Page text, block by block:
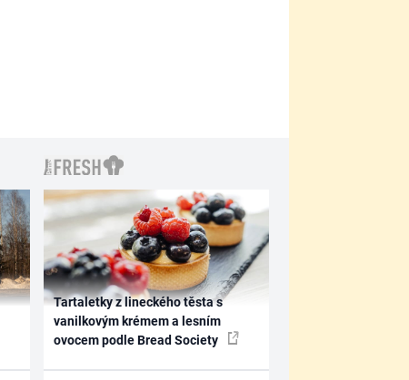
Tartaletky z lineckého těsta s
vanilkovým krémem a lesním
ovocem podle Bread Society